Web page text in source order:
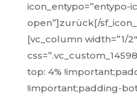
icon_entypo=”entypo-
open”]zurück[/
[vc_column width=”1/2″
top: 4%
!important;padding-